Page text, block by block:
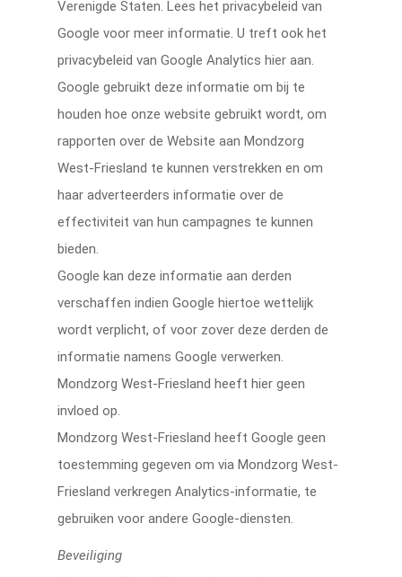
Verenigde Staten. Lees het privacybeleid van
Google voor meer informatie. U treft ook het
privacybeleid van Google Analytics hier aan.
Google gebruikt deze informatie om bij te
houden hoe onze website gebruikt wordt, om
rapporten over de Website aan Mondzorg
West-Friesland te kunnen verstrekken en om
haar adverteerders informatie over de
effectiviteit van hun campagnes te kunnen
bieden.
Google kan deze informatie aan derden
verschaffen indien Google hiertoe wettelijk
wordt verplicht, of voor zover deze derden de
informatie namens Google verwerken.
Mondzorg West-Friesland heeft hier geen
invloed op.
Mondzorg West-Friesland heeft Google geen
toestemming gegeven om via Mondzorg West-
Friesland verkregen Analytics-informatie, te
gebruiken voor andere Google-diensten.
Beveiliging